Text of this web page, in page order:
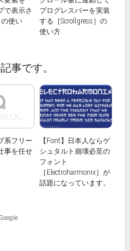
で表示さ
使い
プログレスバーを実装
する［Scrollgress］の
使い方
事です。
系フリー
事を任せ
【Font】日本人ならゲ
シュタルト崩壊必至の
フォント
［Electroharmonix］が
話題になっています。